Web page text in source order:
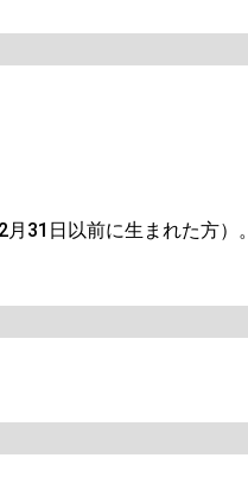
31日以前に生まれた方）。